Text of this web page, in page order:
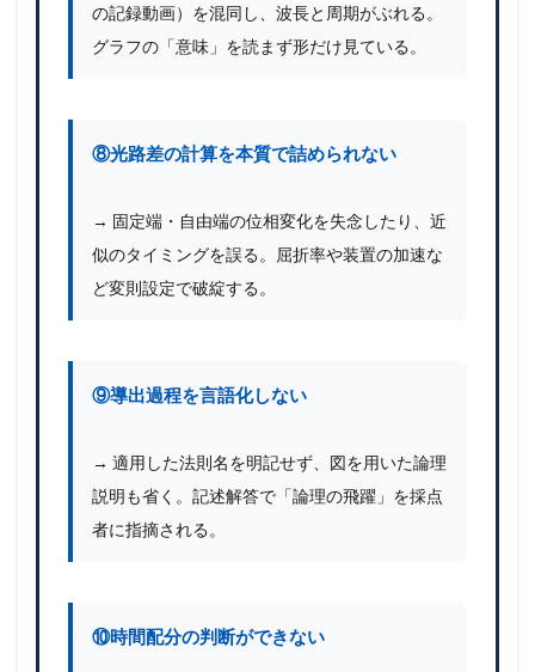
の記録動画）を混同し、波長と周期がぶれる。
グラフの「意味」を読まず形だけ見ている。
⑧光路差の計算を本質で詰められない
→ 固定端・自由端の位相変化を失念したり、近
似のタイミングを誤る。屈折率や装置の加速な
ど変則設定で破綻する。
⑨導出過程を言語化しない
→ 適用した法則名を明記せず、図を用いた論理
説明も省く。記述解答で「論理の飛躍」を採点
者に指摘される。
⑩時間配分の判断ができない